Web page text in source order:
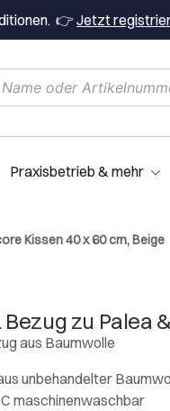
👉Jetzt
Praxisbetrieb & mehr
Kissen 40 x 60 cm, Beige
Bezug zu Palea
aus Baumwolle
unbehandelter
maschinenwaschbar